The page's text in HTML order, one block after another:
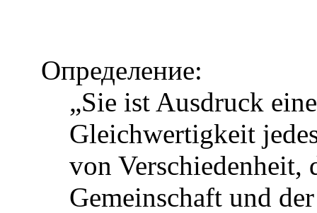
Определение:
„Sie ist Ausdruck
Gleichwertigkeit
von Verschiedenheit,
Gemeinschaft und